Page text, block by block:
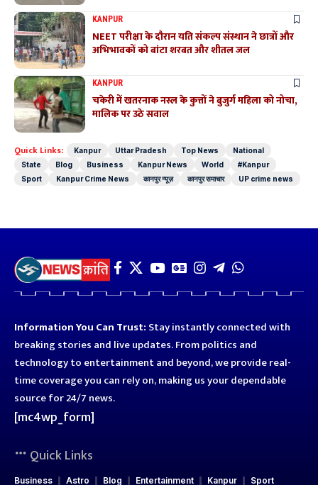
KANPUR
NEET परीक्षा के दौरान यति संकल्प संस्थान ने छात्रों और
अभिभावकों को बांटा शरबत और शीतल जल
KANPUR
चकेरी में खतरनाक नस्ल के कुत्तों ने बुजुर्ग महिला को नोचा,
मालिक पर उठे सवाल
Quick Links: Kanpur Uttar Pradesh Top News
National
State
Blog Business Kanpur News World
#Kanpur
Sport
Kanpur Crime News कानपुर न्यूज़ कानपुर समाचार UP crime news
Information You Can Trust: Stay instantly connected with
breaking stories and live updates. From politics and
technology to entertainment and beyond, we provide real-
time coverage you can rely on, making us your dependable
source for 24/7 news.
[mc4wp_form]
Quick Links
Business Astro Blog Entertainment Kanpur Sport